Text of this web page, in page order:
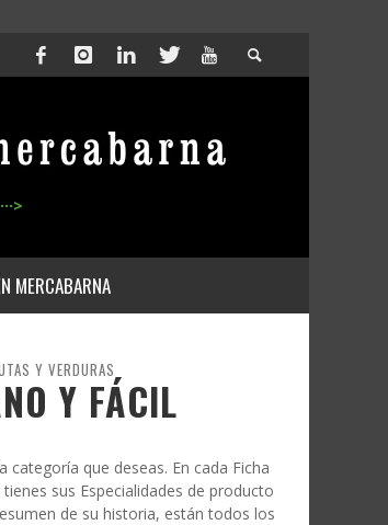
MERCABARNA
Y VERDURAS
Y FÁCIL
categoría que deseas. En cada Ficha
tienes sus Especialidades de producto
de su historia, están todos los